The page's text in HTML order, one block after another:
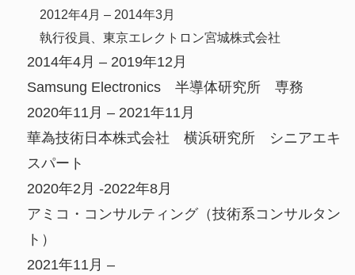
2012年4月 – 2014年3月
執行役員、東京エレクトロン宮城株式会社
2014年4月 – 2019年12月
Samsung Electronics 半導体研究所 専務
2020年11月 – 2021年11月
華為技術日本株式会社 横浜研究所 シニアエキ
スパート
2020年2月 -2022年8月
アミコ・コンサルティング（技術系コンサルタン
ト）
2021年11月 –